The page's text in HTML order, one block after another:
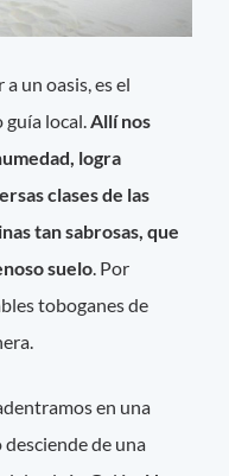
un oasis, es el
guía local.Allí nos
logra
clases de las
tan sabrosas, que
suelo. Por
toboganes de
en una
de una